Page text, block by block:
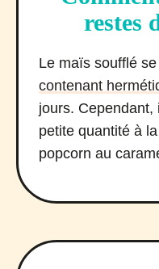
restes
Le maïs soufflé
contenant
jours.
petite quantité à
popcorn au